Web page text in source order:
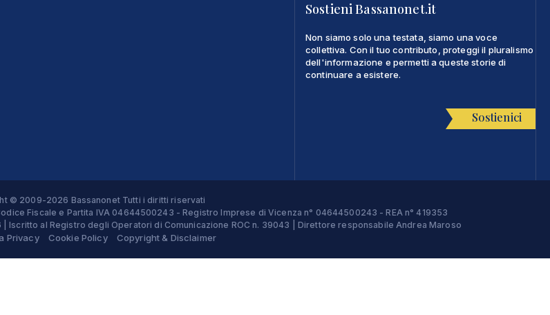
Sostieni Bassanonet.it
Non siamo solo una testata, siamo una voce
collettiva. Con il tuo contributo, proteggi il pluralismo
dell'informazione e permetti a queste storie di
continuare a esistere.
Sostienici
© 2009-2026 Bassanonet Tutti i diritti riservati
Fiscale e Partita IVA 04644500243 - Registro Imprese di Vicenza n° 04644500243 - REA n° 419353
Iscritto al Registro degli Operatori di Comunicazione ROC n. 39043 | Direttore responsabile Andrea Maroso
Privacy Cookie Policy Copyright & Disclaimer